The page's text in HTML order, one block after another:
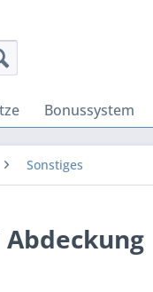
Bonussystem
Sonstiges